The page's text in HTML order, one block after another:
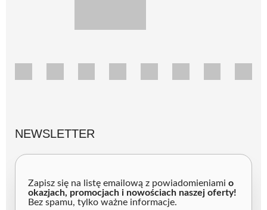
NEWSLETTER
Zapisz się na listę emailową z powiadomieniami o
okazjach, promocjach i nowościach naszej oferty!
Bez spamu, tylko ważne informacje.